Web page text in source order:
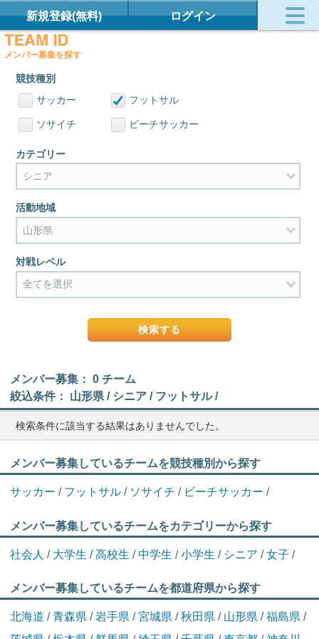
新規登録(無料) ログイン
メンバー募集を探す
競技種別
サッカー
フットサル
ソサイチ ビーチサッカー
カテゴリー
活動地域
対戦レベル
メンバー募集： 0 チーム
絞込条件： 山形県 / シニア / フットサル /
検索条件に該当する結果はありませんでした。
メンバー募集しているチームを競技種別から探す
サッカー / フットサル/ ソサイチ / ビーチサッカー /
メンバー募集しているチームをカテゴリーから探す
社会人 / 大学生 /高校生 /中学生 /小学生 / シニア /女子 /
メンバー募集しているチームを都道府県から探す
北海道 /青森県 /岩手県 /宮城県 /秋田県 / 山形県 /福島県 /